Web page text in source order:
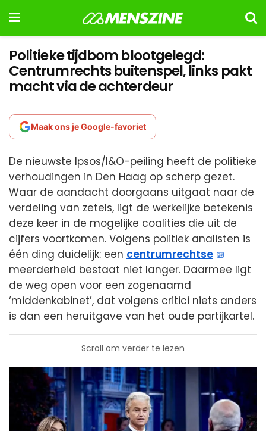
Politieke tijdbom blootgelegd:
Centrumrechts buitenspel, links pakt
macht via de achterdeur
Maak ons je Google-favoriet
De nieuwste Ipsos/I&O-peiling heeft de politieke
verhoudingen in Den Haag op scherp gezet.
Waar de aandacht doorgaans uitgaat naar de
verdeling van zetels, ligt de werkelijke betekenis
deze keer in de mogelijke coalities die uit de
cijfers voortkomen. Volgens politiek analisten is
één ding duidelijk: een centrumrechtse
meerderheid bestaat niet langer. Daarmee ligt
de weg open voor een zogenaamd
‘middenkabinet’, dat volgens critici niets anders
is dan een heruitgave van het oude partijkartel.
Scroll om verder te lezen